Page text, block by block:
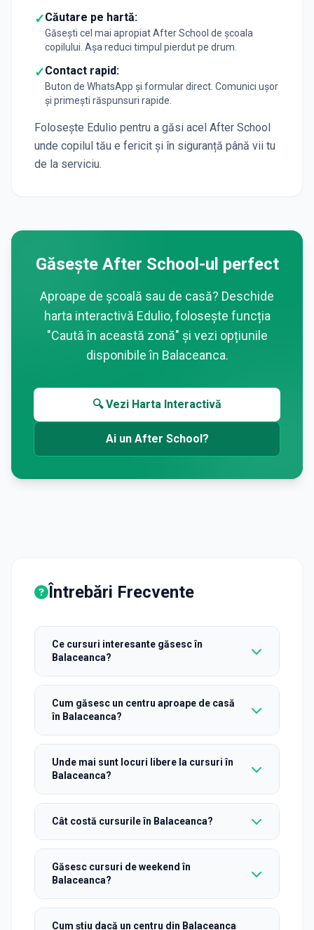
✓Căutare pe hartă:
Găsești cel mai apropiat After School de școala
copilului. Așa reduci timpul pierdut pe drum.
✓Contact rapid:
Buton de WhatsApp și formular direct. Comunici ușor
și primești răspunsuri rapide.
Folosește Edulio pentru a găsi acel After School
unde copilul tău e fericit și în siguranță până vii tu
de la serviciu.
Găsește After School-ul perfect
Aproape de școală sau de casă? Deschide
harta interactivă Edulio, folosește funcția
"Caută în această zonă" și vezi opțiunile
disponibile în Balaceanca.
🔍 Vezi Harta Interactivă
Ai un After School?
Întrebări Frecvente
Ce cursuri interesante găsesc în
Balaceanca?
Cum găsesc un centru aproape de casă
în Balaceanca?
Unde mai sunt locuri libere la cursuri în
Balaceanca?
Cât costă cursurile în Balaceanca?
Găsesc cursuri de weekend în
Balaceanca?
Cum știu dacă un centru din Balaceanca